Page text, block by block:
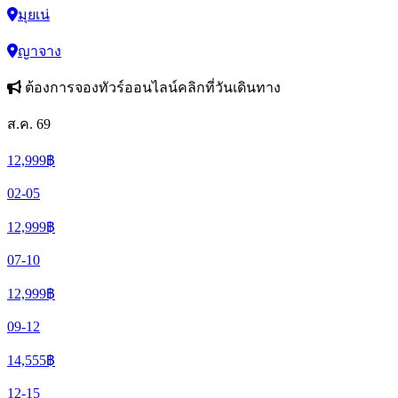
มุยเน่
ญาจาง
ต้องการจองทัวร์ออนไลน์คลิกที่วันเดินทาง
ส.ค. 69
12,999฿
02-05
12,999฿
07-10
12,999฿
09-12
14,555฿
12-15